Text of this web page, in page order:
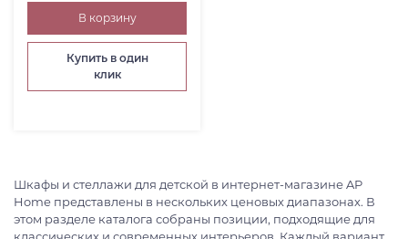
В корзину
Купить в один
клик
Шкафы и стеллажи для детской в интернет-магазине AP
Home представлены в нескольких ценовых диапазонах. В
этом разделе каталога собраны позиции, подходящие для